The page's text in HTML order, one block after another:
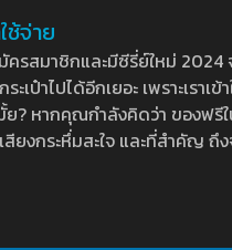
ช้จ่าย
ครสมาชิกและมีซีรี่ย์ใหม่
ะเป๋าไปได้อีกเยอะ เพราะเร
ย? หากคุณกำลังคิดว่า ของฟ
ยงกระหึ่มสะใจ และที่สำคัญ